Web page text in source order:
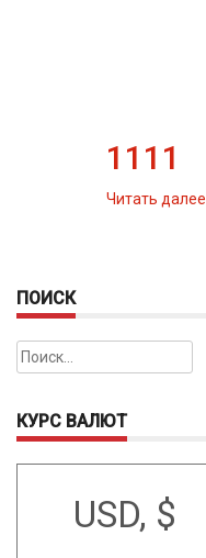
1111
Читать далее
ПОИСК
Найти:
КУРС ВАЛЮТ
USD, $